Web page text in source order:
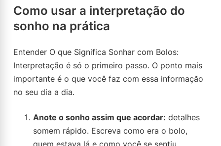
Como usar a interpretação do
sonho na prática
Entender O que Significa Sonhar com Bolos:
Interpretação é só o primeiro passo. O ponto mais
importante é o que você faz com essa informação
no seu dia a dia.
Anote o sonho assim que acordar: detalhes
somem rápido. Escreva como era o bolo,
quem estava lá e como você se sentiu.